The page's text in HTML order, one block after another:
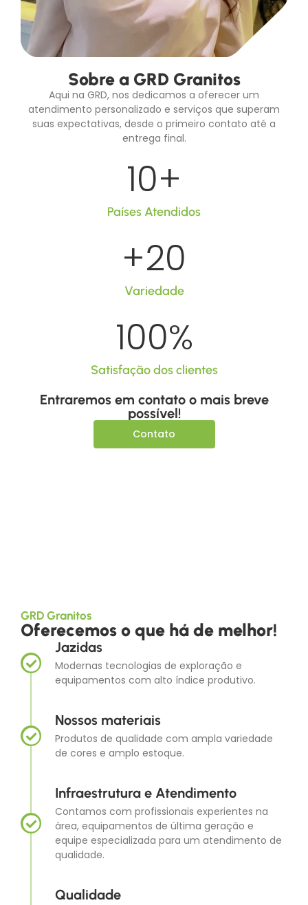
Sobre a GRD Granitos
Aqui na GRD, nos dedicamos a oferecer um
atendimento personalizado e serviços que superam
suas expectativas, desde o primeiro contato até a
entrega final.
Países Atendidos
10+
Variedade
+20
Satisfação dos clientes
100%
Entraremos em contato o mais breve
possível!
Contato
GRD Granitos
Oferecemos o que há de melhor!
Jazidas
Modernas tecnologias de exploração e
equipamentos com alto índice produtivo.
Nossos materiais
Produtos de qualidade com ampla variedade
de cores e amplo estoque.
Infraestrutura e Atendimento
Contamos com profissionais experientes na
área, equipamentos de última geração e
equipe especializada para um atendimento de
qualidade.
Qualidade